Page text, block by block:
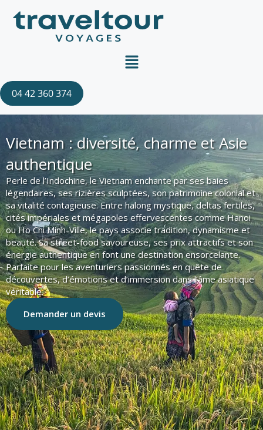
contenu
Menu
04 42 360 374
Vietnam : diversité, charme et Asie
authentique
Perle de l’Indochine, le Vietnam enchante par ses baies
légendaires, ses rizières sculptées, son patrimoine colonial et
sa vitalité contagieuse. Entre halong mystique, deltas fertiles,
cités impériales et mégapoles effervescentes comme Hanoi
ou Ho Chi Minh-Ville, le pays associe tradition, dynamisme et
beauté. Sa street-food savoureuse, ses prix attractifs et son
énergie authentique en font une destination ensorcelante.
Parfaite pour les aventuriers passionnés en quête de
découvertes, d’émotions et d’immersion dans l’âme asiatique
véritable.
Demander un devis